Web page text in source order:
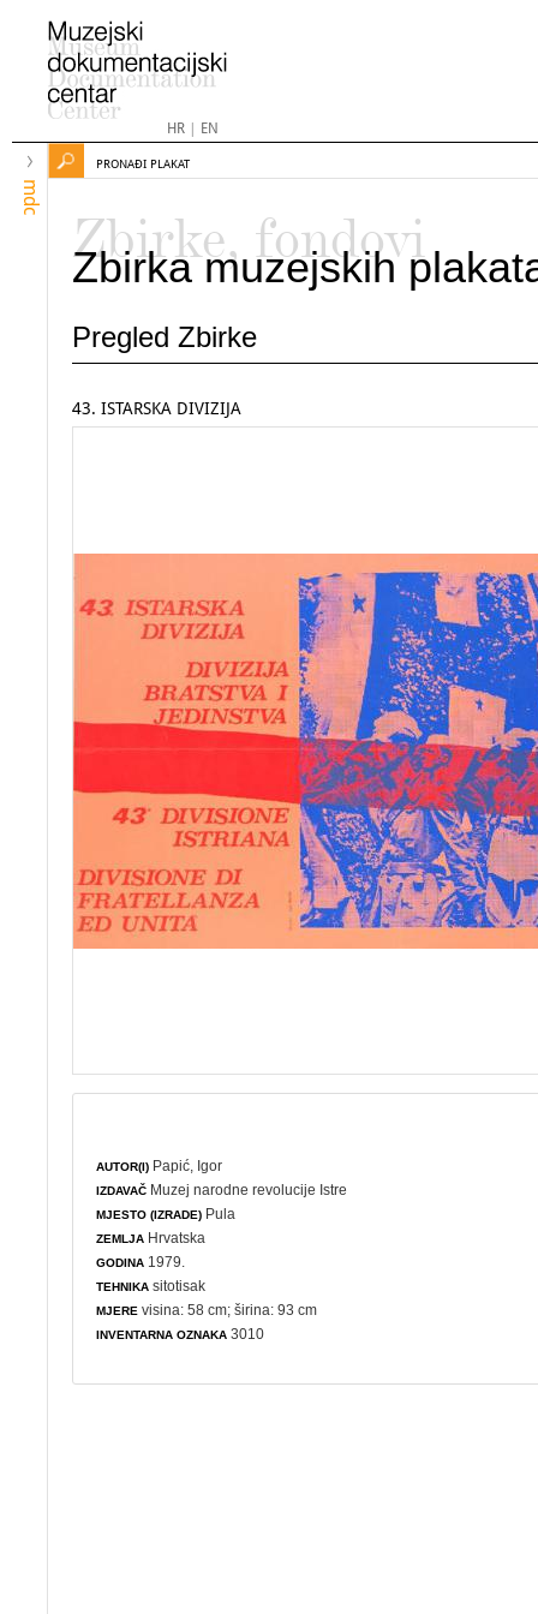
HR| EN
mdc
PRONAĐI PLAKAT
Zbirke, fondovi
Zbirka muzejskih
Pregled Zbirke
43. ISTARSKA DIVIZIJA
AUTOR(I) Papić, Igor
IZDAVAČ Muzej narodne revolucije Istre
MJESTO (IZRADE) Pula
ZEMLJA Hrvatska
GODINA 1979.
TEHNIKA sitotisak
MJERE visina: 58 cm; širina: 93 cm
INVENTARNA OZNAKA 3010